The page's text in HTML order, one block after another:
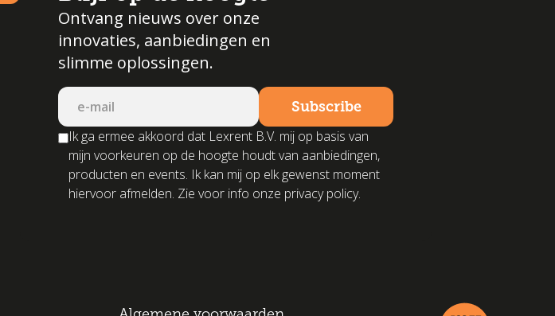
Ontvang nieuws over onze
innovaties, aanbiedingen en
slimme oplossingen.
Ik ga ermee akkoord dat Lexrent B.V. mij op basis van
mijn voorkeuren op de hoogte houdt van aanbiedingen,
producten en events. Ik kan mij op elk gewenst moment
hiervoor afmelden. Zie voor info onze privacy policy.